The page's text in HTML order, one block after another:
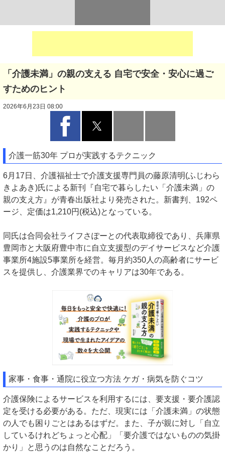
「介護未満」の親の支える 自宅で安全・安心に過ご
すためのヒント
2026年6月23日 08:00
介護一筋30年 プロが実践するテクニック
6月17日、介護福祉士で介護支援専門員の藤原清明(ふじわら
きよあき)氏による新刊『自宅で暮らしたい「介護未満」の
親の支え方』が青春出版社より発売された。新書判、192ペ
ージ、定価は1,210円(税込)となっている。
同氏は合同会社ライフさぽーとの代表取締役であり、兵庫県
豊岡市と大阪府豊中市に自立支援型のデイサービスなど介護
事業所4施設5事業所を経営。毎月約350人の高齢者にサービ
スを提供し、介護業界でのキャリアは30年である。
家事・食事・通院に役立つ方法 ケガ・病気を防ぐコツ
介護保険によるサービスを利用するには、要支援・要介護認
定を受ける必要がある。ただ、現実には「介護未満」の状態
の人でも困りごとはあるはずだ。また、子が親に対し「自立
しているけれどちょっと心配」「要介護ではないものの気掛
かり」と思うのは自然なことだろう。